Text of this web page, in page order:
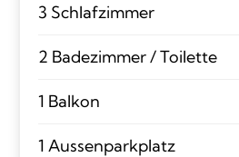
3 Schlafzimmer
2 Badezimmer / Toilette
1 Balkon
1 Aussenparkplatz